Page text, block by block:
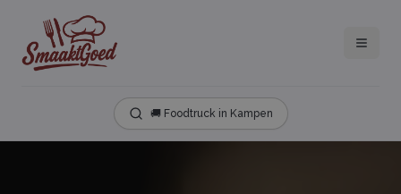
🚚 Foodtruck in Kampen